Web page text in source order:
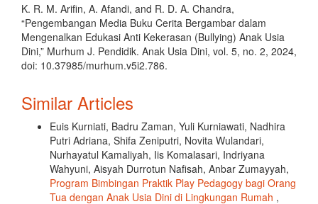
K. R. M. Arifin, A. Afandi, and R. D. A. Chandra,
“Pengembangan Media Buku Cerita Bergambar dalam
Mengenalkan Edukasi Anti Kekerasan (Bullying) Anak Usia
Dini,” Murhum J. Pendidik. Anak Usia Dini, vol. 5, no. 2, 2024,
doi: 10.37985/murhum.v5i2.786.
Similar Articles
Euis Kurniati, Badru Zaman, Yuli Kurniawati, Nadhira
Putri Adriana, Shifa Zeniputri, Novita Wulandari,
Nurhayatul Kamaliyah, Iis Komalasari, Indriyana
Wahyuni, Aisyah Durrotun Nafisah, Anbar Zumayyah,
Program Bimbingan Praktik Play Pedagogy bagi Orang
Tua dengan Anak Usia Dini di Lingkungan Rumah ,